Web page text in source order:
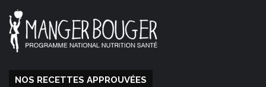
NOS RECETTES APPROUVÉES